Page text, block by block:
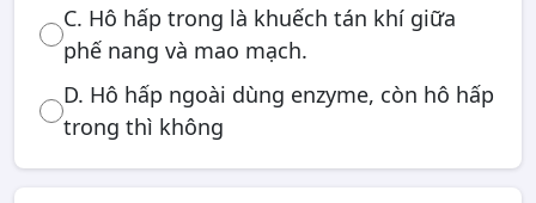
C. Hô hấp trong là khuếch tán khí giữa
phế nang và mao mạch.
D. Hô hấp ngoài dùng enzyme, còn hô hấp
trong thì không